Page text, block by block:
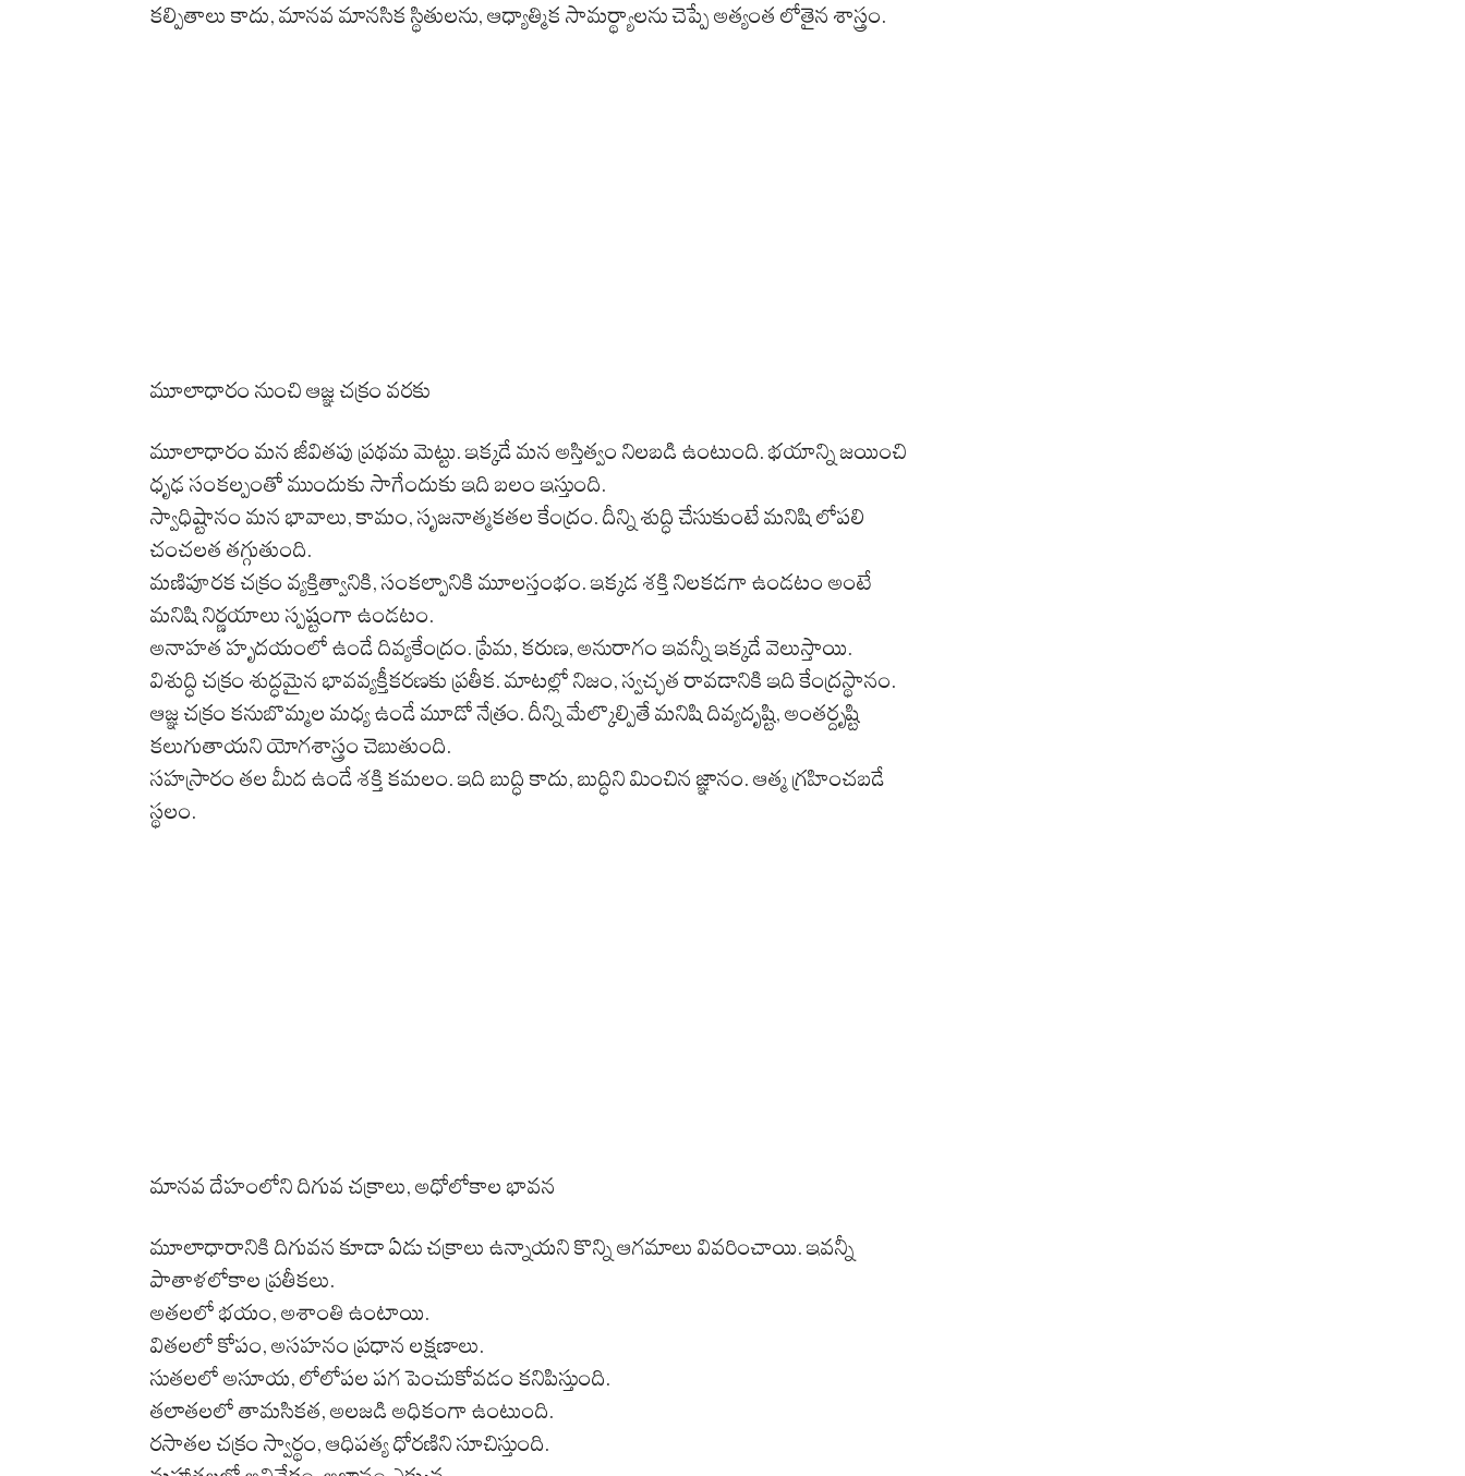
కల్పితాలు కాదు, మానవ మానసిక స్థితులను, ఆధ్యాత్మిక సామర్థ్యాలను చెప్పే అత్యంత లోతైన శాస్త్రం.
మూలాధారం నుంచి ఆజ్ఞ చక్రం వరకు
మూలాధారం మన జీవితపు ప్రథమ మెట్టు. ఇక్కడే మన అస్తిత్వం నిలబడి ఉంటుంది. భయాన్ని జయించి
ధృఢ సంకల్పంతో ముందుకు సాగేందుకు ఇది బలం ఇస్తుంది.
స్వాధిష్టానం మన భావాలు, కామం, సృజనాత్మకతల కేంద్రం. దీన్ని శుద్ధి చేసుకుంటే మనిషి లోపలి
చంచలత తగ్గుతుంది.
మణిపూరక చక్రం వ్యక్తిత్వానికి, సంకల్పానికి మూలస్తంభం. ఇక్కడ శక్తి నిలకడగా ఉండటం అంటే
మనిషి నిర్ణయాలు స్పష్టంగా ఉండటం.
అనాహత హృదయంలో ఉండే దివ్యకేంద్రం. ప్రేమ, కరుణ, అనురాగం ఇవన్నీ ఇక్కడే వెలుస్తాయి.
విశుద్ధి చక్రం శుద్ధమైన భావవ్యక్తీకరణకు ప్రతీక. మాటల్లో నిజం, స్వచ్ఛత రావడానికి ఇది కేంద్రస్థానం.
ఆజ్ఞ చక్రం కనుబొమ్మల మధ్య ఉండే మూడో నేత్రం. దీన్ని మేల్కొల్పితే మనిషి దివ్యదృష్టి, అంతర్దృష్టి
కలుగుతాయని యోగశాస్త్రం చెబుతుంది.
సహస్రారం తల మీద ఉండే శక్తి కమలం. ఇది బుద్ధి కాదు, బుద్ధిని మించిన జ్ఞానం. ఆత్మ గ్రహించబడే
స్థలం.
మానవ దేహంలోని దిగువ చక్రాలు, అధోలోకాల భావన
మూలాధారానికి దిగువన కూడా ఏడు చక్రాలు ఉన్నాయని కొన్ని ఆగమాలు వివరించాయి. ఇవన్నీ
పాతాళలోకాల ప్రతీకలు.
అతలలో భయం, అశాంతి ఉంటాయి.
వితలలో కోపం, అసహనం ప్రధాన లక్షణాలు.
సుతలలో అసూయ, లోలోపల పగ పెంచుకోవడం కనిపిస్తుంది.
తలాతలలో తామసికత, అలజడి అధికంగా ఉంటుంది.
రసాతల చక్రం స్వార్థం, ఆధిపత్య ధోరణిని సూచిస్తుంది.